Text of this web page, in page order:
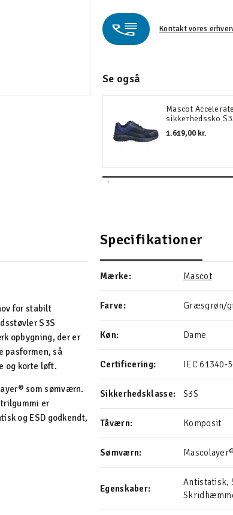
Kontakt vores
Se også
Mascot
sikkerhedssko
1.619,00 kr.
for stabilt
S3S
opbygning, der er
pasformen, så
og korte løft.
som sømværn.
er
og ESD godkendt,
Specifikationer
Mærke: Mascot
Farve: Græsgrøn/
Køn: Dame
Certificering: IEC 61340-
Sikkerhedsklasse: S3S
Tåværn: Komposit
Sømværn:
Egenskaber:
Antistatisk,